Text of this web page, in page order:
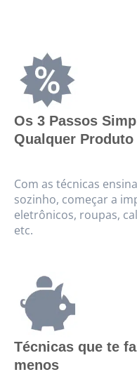
Os 3 Passos
Qualquer Produto
Com as técnicas
sozinho, começar a
eletrônicos, roupas,
etc.
Técnicas que te
menos